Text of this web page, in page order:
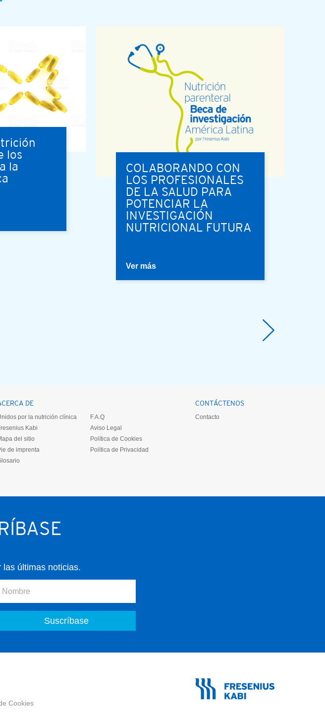
los
la
COLABORANDO CON
LOS PROFESIONALES
DE LA SALUD PARA
POTENCIAR LA
INVESTIGACIÓN
NUTRICIONAL FUTURA
Ver más
DE
por la nutrición clínica
F.A.Q
Kabi
Aviso Legal
del sitio
Política de Cookies
de imprenta
Política de Privacidad
CONTÁCTENOS
Contacto
las últimas noticias.
Cookies